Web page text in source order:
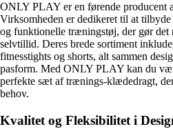
ONLY PLAY er en førende producent
Virksomheden er dedikeret til at
og funktionelle træningstøj, der gør det
selvtillid. Deres brede sortiment
fitnesstights og shorts, alt sammen
pasform. Med ONLY PLAY kan du
perfekte sæt af trænings-klædedragt,
behov.
Kvalitet og Fleksibilitet i